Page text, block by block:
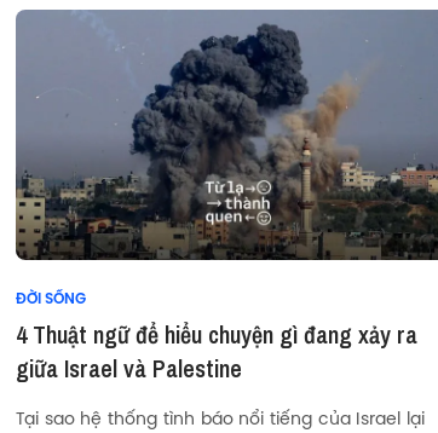
ĐỜI SỐNG
4 Thuật ngữ để hiểu chuyện gì đang xảy ra
giữa Israel và Palestine
Tại sao hệ thống tình báo nổi tiếng của Israel lại